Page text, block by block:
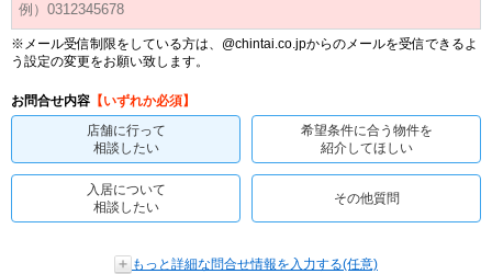
※メール受信制限をしている方は、@chintai.co.jpからのメールを受信できるよ
う設定の変更をお願い致します。
お問合せ内容 【いずれか必須】
店舗に行って
相談したい
希望条件に合う物件を
紹介してほしい
入居について
相談したい
その他質問
もっと詳細な問合せ情報を入力する(任意)